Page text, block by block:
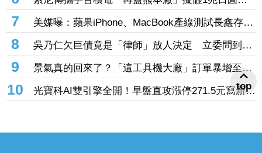
最大股東曝光 鎖定機器人、車用感測器
7
美媒曝：蘋果iPhone、MacBook產線測試長鑫存儲
晶片 望改善供應鏈問題
8
吳乃仁欠巨債竟是「律師」放人決定 立委問到傻
眼：欠台糖錢不用還真好
9
景氣真的回來了？「這工具機大廠」訂單暴增至14
億元 全球傳動機器人一路旺到年底、EPS一次看
10
光寶科AI雙引擎全開！早盤直攻漲停271.5元寫新
高 高掛1.9萬張買單排隊搶進
top